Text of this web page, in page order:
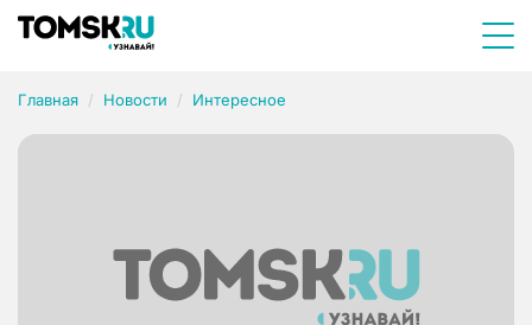
Главная Новости Интересное